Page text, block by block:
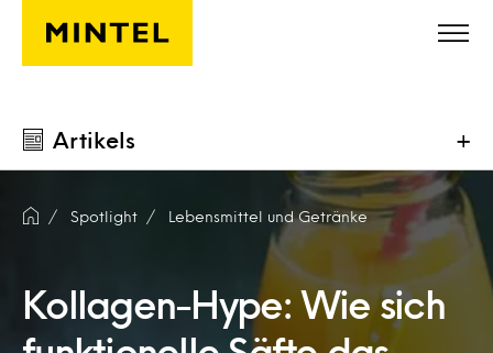
Skip to main content
Artikels +
Spotlight Lebensmittel und Getränke
Kollagen-Hype: Wie sich